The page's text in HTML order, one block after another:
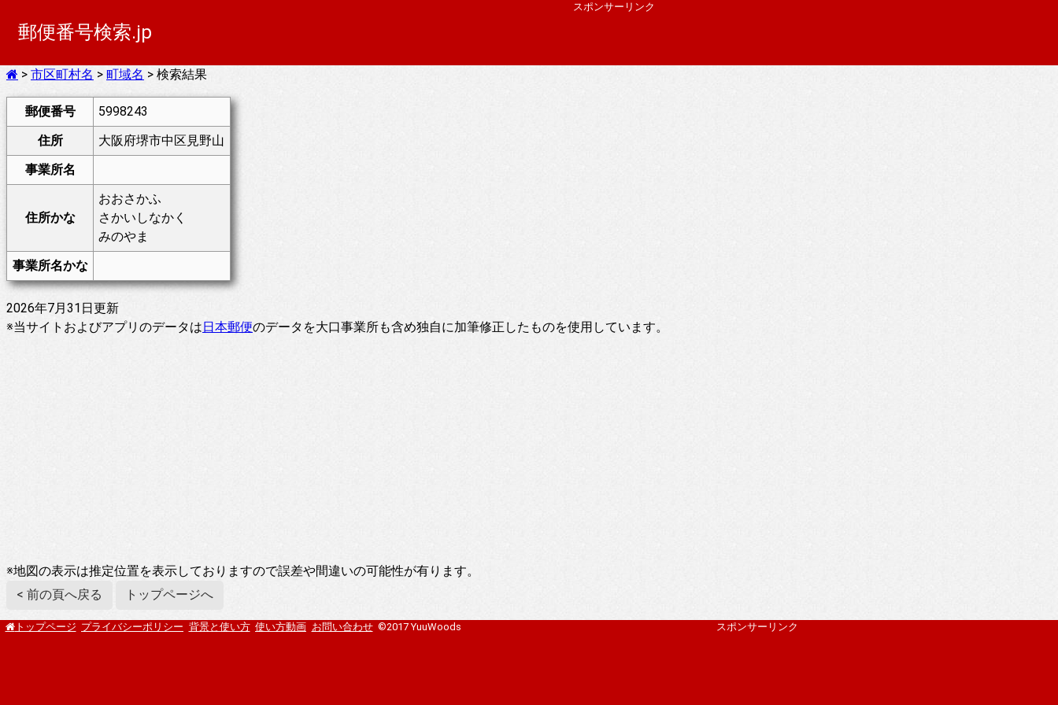
郵便番号検索.jp
スポンサーリンク
> 市区町村名 > 町域名 > 検索結果
郵便番号
5998243
住所
大阪府堺市中区見野山
事業所名
住所かな
おおさかふ
さかいしなかく
みのやま
事業所名かな
2026年7月31日更新
※当サイトおよびアプリのデータは日本郵便のデータを大口事業所も含め独自に加筆修正したものを使用しています。
※地図の表示は推定位置を表示しておりますので誤差や間違いの可能性が有ります。
< 前の頁へ戻る
トップページへ
トップページ プライバシーポリシー 背景と使い方 使い方動画 お問い合わせ ©2017 YuuWoods スポンサーリンク